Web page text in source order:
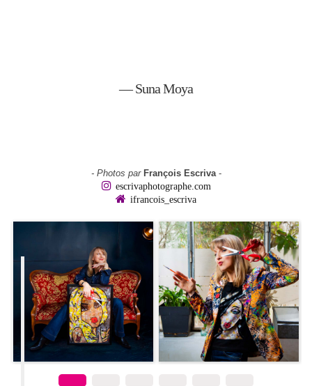
— Suna Moya
- Photos par François Escriva -
escrivaphotographe.com
ifrancois_escriva